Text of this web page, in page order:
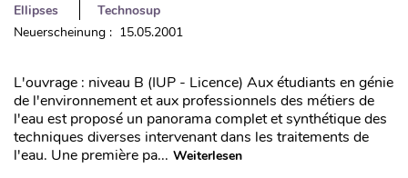
Ellipses
Technosup
Neuerscheinung : 15.05.2001
L'ouvrage : niveau B (IUP - Licence) Aux étudiants en génie
de l'environnement et aux professionnels des métiers de
l'eau est proposé un panorama complet et synthétique des
techniques diverses intervenant dans les traitements de
l'eau. Une première pa... Weiterlesen